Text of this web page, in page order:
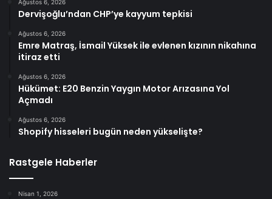
Ağustos 6, 2026
Dervişoğlu’ndan CHP’ye kayyum tepkisi
Ağustos 6, 2026
Emre Matraş, İsmail Yüksek ile evlenen kızının nikahına
itiraz etti
Ağustos 6, 2026
Hükümet: E20 Benzin Yaygın Motor Arızasına Yol
Açmadı
Ağustos 6, 2026
Shopify hisseleri bugün neden yükselişte?
Rastgele Haberler
Nisan 1, 2026